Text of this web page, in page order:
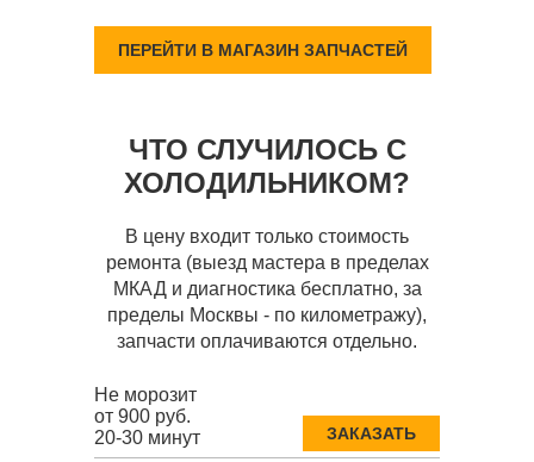
ПЕРЕЙТИ В МАГАЗИН ЗАПЧАСТЕЙ
ЧТО СЛУЧИЛОСЬ С
ХОЛОДИЛЬНИКОМ?
В цену входит только стоимость
ремонта (выезд мастера в пределах
МКАД и диагностика бесплатно, за
пределы Москвы - по километражу),
запчасти оплачиваются отдельно.
Не морозит
от 900 руб.
20-30 минут
ЗАКАЗАТЬ